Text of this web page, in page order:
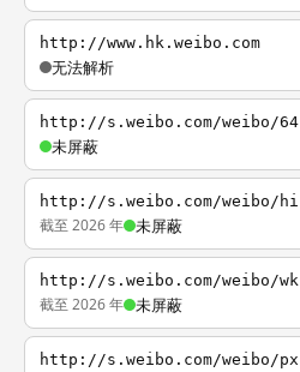
http://www.hk.weibo.com
无法解析
http://s.weibo.com/weibo/64
未屏蔽
http://s.weibo.com/weibo/hi
截至 2026 年 未屏蔽
http://s.weibo.com/weibo/wk
截至 2026 年 未屏蔽
http://s.weibo.com/weibo/px